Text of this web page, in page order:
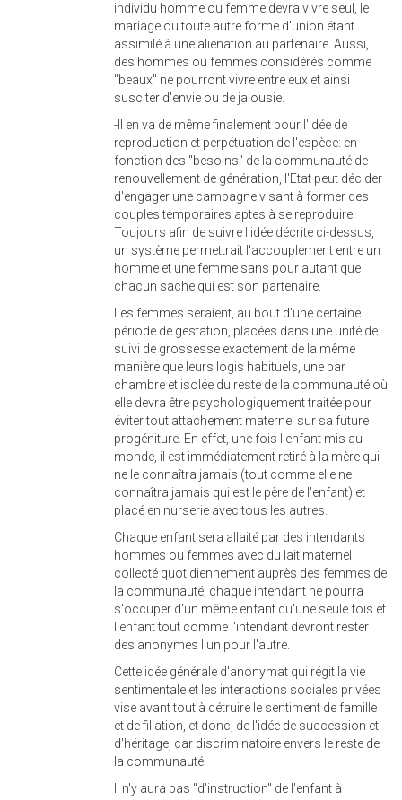
individu homme ou femme devra vivre seul, le
mariage ou toute autre forme d'union étant
assimilé à une aliénation au partenaire. Aussi,
des hommes ou femmes considérés comme
"beaux" ne pourront vivre entre eux et ainsi
susciter d'envie ou de jalousie.
-Il en va de même finalement pour l'idée de
reproduction et perpétuation de l'espèce: en
fonction des "besoins" de la communauté de
renouvellement de génération, l'Etat peut décider
d'engager une campagne visant à former des
couples temporaires aptes à se reproduire.
Toujours afin de suivre l'idée décrite ci-dessus,
un système permettrait l'accouplement entre un
homme et une femme sans pour autant que
chacun sache qui est son partenaire.
Les femmes seraient, au bout d'une certaine
période de gestation, placées dans une unité de
suivi de grossesse exactement de la même
manière que leurs logis habituels, une par
chambre et isolée du reste de la communauté où
elle devra être psychologiquement traitée pour
éviter tout attachement maternel sur sa future
progéniture. En effet, une fois l'enfant mis au
monde, il est immédiatement retiré à la mère qui
ne le connaîtra jamais (tout comme elle ne
connaîtra jamais qui est le père de l'enfant) et
placé en nurserie avec tous les autres.
Chaque enfant sera allaité par des intendants
hommes ou femmes avec du lait maternel
collecté quotidiennement auprès des femmes de
la communauté, chaque intendant ne pourra
s'occuper d'un même enfant qu'une seule fois et
l'enfant tout comme l'intendant devront rester
des anonymes l'un pour l'autre.
Cette idée générale d'anonymat qui régit la vie
sentimentale et les interactions sociales privées
vise avant tout à détruire le sentiment de famille
et de filiation, et donc, de l'idée de succession et
d'héritage, car discriminatoire envers le reste de
la communauté.
Il n'y aura pas "d'instruction" de l'enfant à